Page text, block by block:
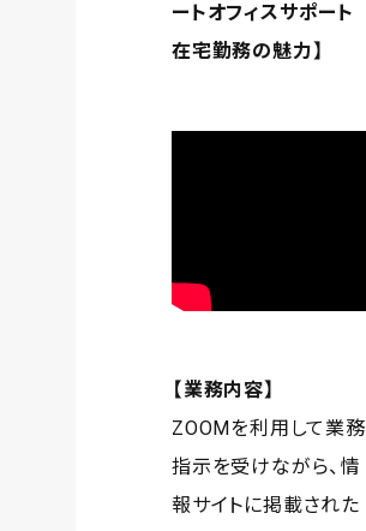
ートオフィスサポート
在宅勤務の魅力】
【業務内容】
ZOOMを利用して業務
指示を受けながら、情
報サイトに掲載された